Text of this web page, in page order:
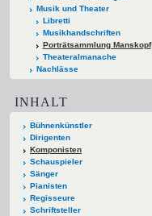
Musik und Theater
Libretti
Musikhandschriften
Porträtsammlung Manskopf
Theateralmanache
Nachlässe
INHALT
Bühnenkünstler
Dirigenten
Komponisten
Schauspieler
Sänger
Pianisten
Regisseure
Schriftsteller